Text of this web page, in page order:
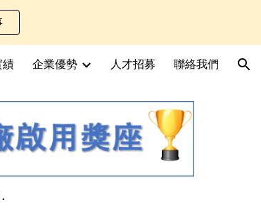
績 企業優勢 人才招募 聯絡我們
．